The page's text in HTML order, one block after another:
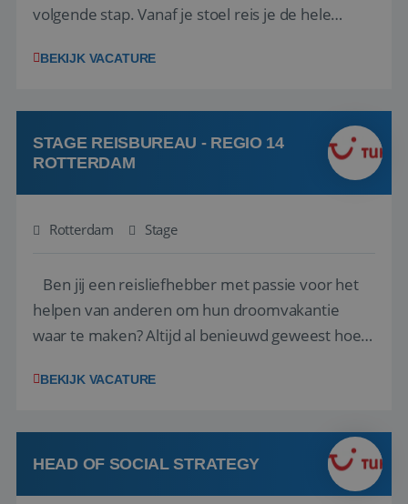
volgende stap. Vanaf je stoel reis je de hele
wensen van je team, je klant en wat er in de
klanten te overtuigen om die droomreis te
boeken! ...
BEKIJK VACATURE
STAGE REISBUREAU - REGIO 14
ROTTERDAM
Rotterdam Stage
Ben jij een reisliefhebber met passie voor het
helpen van anderen om hun droomvakantie
waar te maken? Altijd al benieuwd geweest hoe
van de grootste reisorganisaties? Dan is een
op zoek naar een enthousiaste, leergie...
BEKIJK VACATURE
HEAD OF SOCIAL STRATEGY